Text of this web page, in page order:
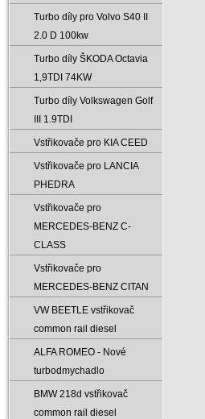
Turbo díly pro Volvo S40 II
2.0 D 100kw
Turbo díly ŠKODA Octavia
1‚9TDI 74KW
Turbo díly Volkswagen Golf
III 1.9TDI
Vstřikovače pro KIA CEED
Vstřikovače pro LANCIA
PHEDRA
Vstřikovače pro
MERCEDES-BENZ C-
CLASS
Vstřikovače pro
MERCEDES-BENZ CITAN
VW BEETLE vstřikovač
common rail diesel
ALFA ROMEO - Nové
turbodmychadlo
BMW 218d vstřikovač
common rail diesel